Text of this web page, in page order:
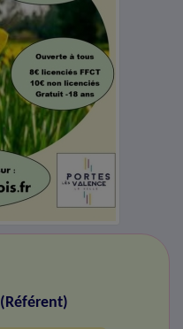
(Référent)